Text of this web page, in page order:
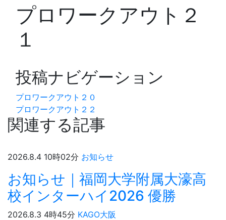
プロワークアウト２
１
投稿ナビゲーション
プロワークアウト２０
プロワークアウト２２
関連する記事
2026.8.4 10時02分 お知らせ
お知らせ｜福岡大学附属大濠高
校インターハイ2026 優勝
2026.8.3 4時45分 KAGO大阪